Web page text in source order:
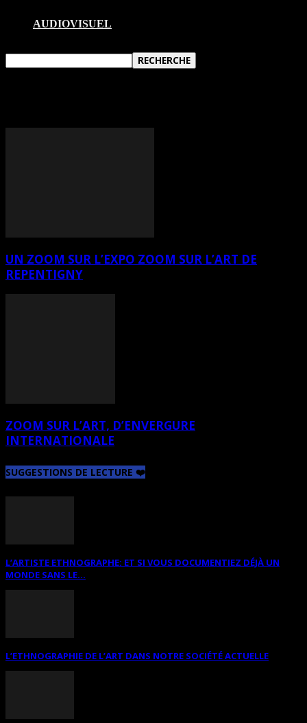
AUDIOVISUEL
UN ZOOM SUR L’EXPO ZOOM SUR L’ART DE
REPENTIGNY
ZOOM SUR L’ART, D’ENVERGURE
INTERNATIONALE
SUGGESTIONS DE LECTURE ❤️
L’ARTISTE ETHNOGRAPHE: ET SI VOUS DOCUMENTIEZ DÉJÀ UN
MONDE SANS LE...
L’ETHNOGRAPHIE DE L’ART DANS NOTRE SOCIÉTÉ ACTUELLE